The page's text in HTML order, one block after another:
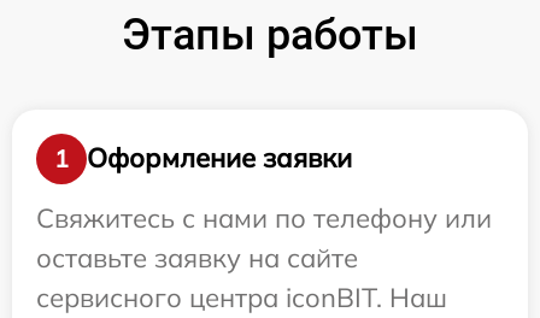
Этапы работы
1
Оформление заявки
Свяжитесь с нами по телефону или
оставьте заявку на сайте
сервисного центра iconBIT. Наш